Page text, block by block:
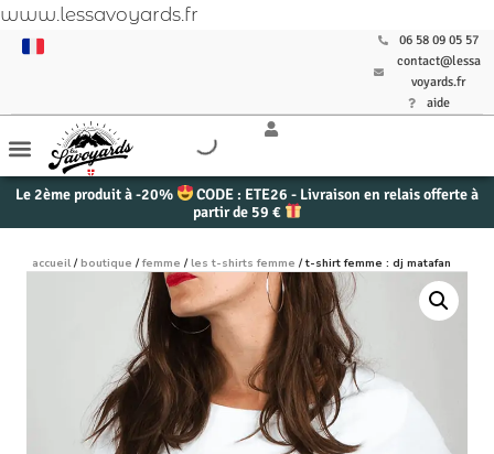
www.lessavoyards.fr
06 58 09 05 57
contact@lessa
voyards.fr
aide
Le 2ème produit à -20%
CODE : ETE26 - Livraison en relais offerte à
partir de 59 €
accueil / boutique / femme / les t-shirts femme / t-shirt femme : dj matafan